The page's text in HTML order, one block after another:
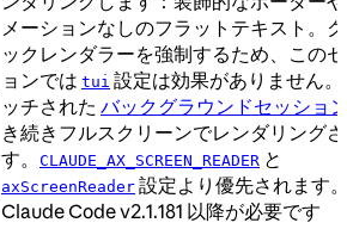
メーションなしのフラットテキスト。
ックレンダラーを強制するため、この
ョンでは tui 設定は効果がありません
ッチされた バックグラウンドセッショ
き続きフルスクリーンでレンダリング
す。
CLAUDE_AX_SCREEN_READER と
axScreenReader 設定より優先されます
Claude Code v2.1.181 以降が必要です